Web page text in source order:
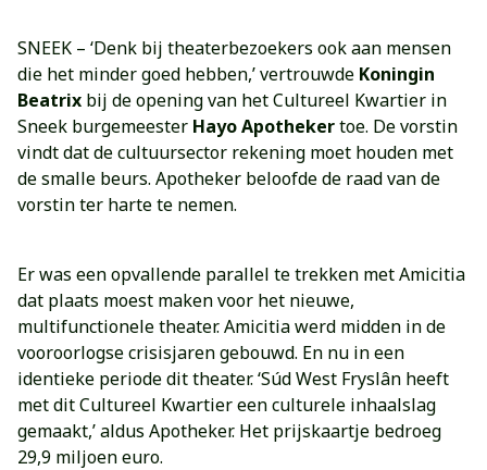
SNEEK – ‘Denk bij theaterbezoekers ook aan mensen
die het minder goed hebben,’ vertrouwde Koningin
Beatrix bij de opening van het Cultureel Kwartier in
Sneek burgemeester Hayo Apothekertoe. De vorstin
vindt dat de cultuursector rekening moet houden met
de smalle beurs. Apotheker beloofde de raad van de
vorstin ter harte te nemen.
Er was een opvallende parallel te trekken met Amicitia
dat plaats moest maken voor het nieuwe,
multifunctionele theater. Amicitia werd midden in de
vooroorlogse crisisjaren gebouwd. En nu in een
identieke periode dit theater. ‘Súd West Fryslân heeft
met dit Cultureel Kwartier een culturele inhaalslag
gemaakt,’ aldus Apotheker. Het prijskaartje bedroeg
29,9 miljoen euro.